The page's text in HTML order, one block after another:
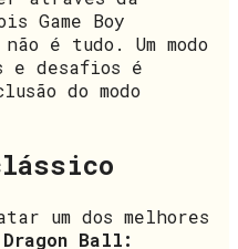
Game Boy
é tudo. Um modo
e desafios é
do modo
um dos melhores
Dragon Ball: